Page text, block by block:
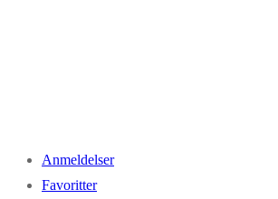
Anmeldelser
Favoritter